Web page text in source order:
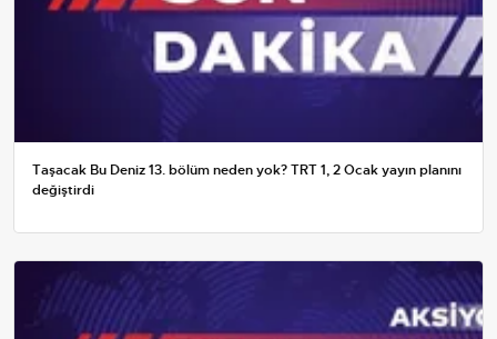
Taşacak Bu Deniz 13. bölüm neden yok? TRT 1, 2 Ocak yayın planını
değiştirdi